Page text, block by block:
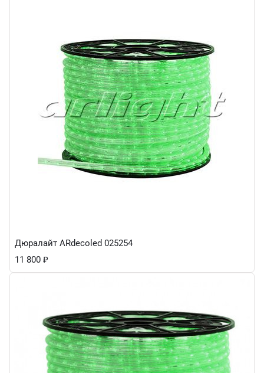
Дюралайт ARdecoled 025254
11 800 ₽